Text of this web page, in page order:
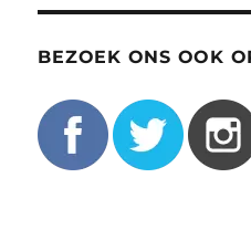
BEZOEK ONS OOK